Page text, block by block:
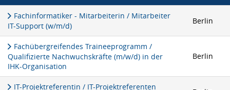
Fachinformatiker - Mitarbeiterin / Mitarbeiter
IT-Support (w/m/d)
Berlin
Fachübergreifendes Traineeprogramm /
Qualifizierte Nachwuchskräfte (m/w/d) in der
IHK-Organisation
Berlin
IT-Projektreferentin / IT-Projektreferenten